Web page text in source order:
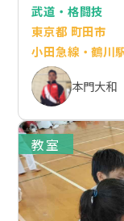
武道・格闘技
東京都 町田市
小田急線・鶴川
本門大和
教室